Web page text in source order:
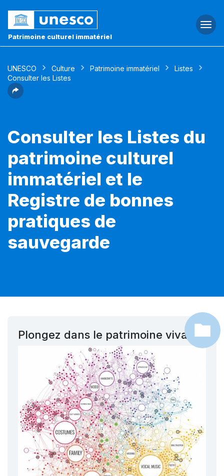
Patrimoine culturel immatériel
UNESCO Culture Patrimoine immatériel
Listes
Consulter les Listes
Consulter les Listes du
patrimoine culturel
immatériel et le
Registre de bonnes
pratiques de
sauvegarde
Plongez dans le patrimoine vivant !